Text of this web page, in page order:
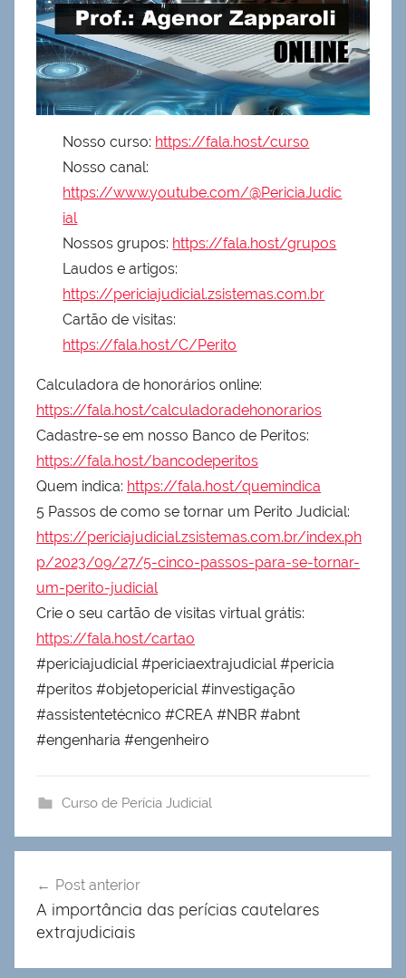
Nosso curso: https://fala.host/curso
Nosso canal:
https://www.youtube.com/@PericiaJudic
ial
Nossos grupos: https://fala.host/grupos
Laudos e artigos:
https://periciajudicial.zsistemas.com.br
Cartão de visitas:
https://fala.host/C/Perito
Calculadora de honorários online:
https://fala.host/calculadoradehonorarios
Cadastre-se em nosso Banco de Peritos:
https://fala.host/bancodeperitos
Quem indica: https://fala.host/quemindica
5 Passos de como se tornar um Perito Judicial:
https://periciajudicial.zsistemas.com.br/index.ph
p/2023/09/27/5-cinco-passos-para-se-tornar-
um-perito-judicial
Crie o seu cartão de visitas virtual grátis:
https://fala.host/cartao
#periciajudicial #periciaextrajudicial #pericia
#peritos #objetopericial #investigação
#assistentetécnico #CREA #NBR #abnt
#engenharia #engenheiro
Curso de Perícia Judicial
de
Post
Post anterior
A importância das perícias cautelares
extrajudiciais